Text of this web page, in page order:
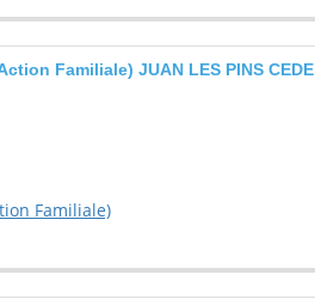
Familiale) JUAN LES PINS CEDE
Familiale)